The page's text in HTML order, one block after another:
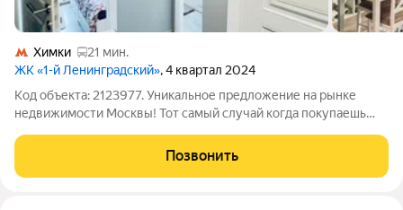
Химки
21 мин.
ЖК «1-й Ленинградский», 4 квартал 2024
Код объекта: 2123977. Уникальное предложение на рынке
недвижимости Москвы! Тот самый случай когда покупаешь
изолированные спальни и просторная кухня. Квартира в
современном доме с тремя отдельными
Позвонить